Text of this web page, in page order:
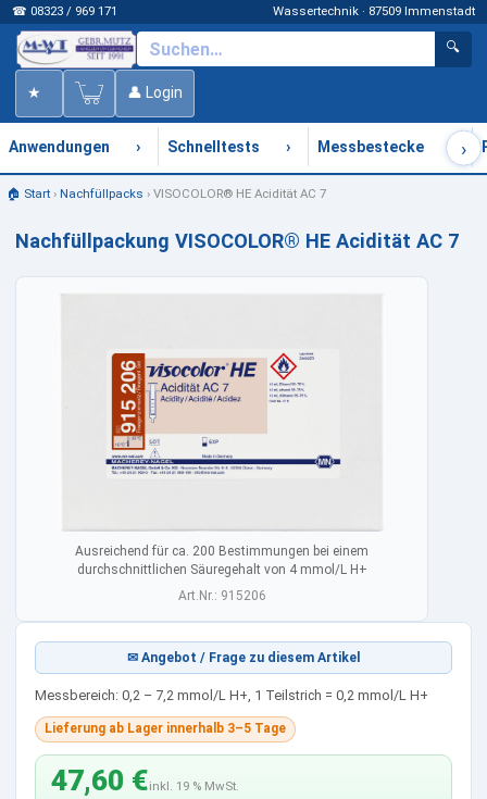
☎ 08323 / 969 171 Wassertechnik · 87509 Immenstadt
🔍
★ 👤 Login
Anwendungen › Schnelltests › Messbestecke ›
🏠 Start› Nachfüllpacks › VISOCOLOR® HE Acidität AC 7
Nachfüllpackung VISOCOLOR® HE Acidität AC 7
Ausreichend für ca. 200 Bestimmungen bei einem
durchschnittlichen Säuregehalt von 4 mmol/L H+
Art.Nr.: 915206
✉ Angebot / Frage zu diesem Artikel
Messbereich: 0,2 – 7,2 mmol/L H+, 1 Teilstrich = 0,2 mmol/L H+
Lieferung ab Lager innerhalb 3–5 Tage
47,60 €inkl. 19 % MwSt.